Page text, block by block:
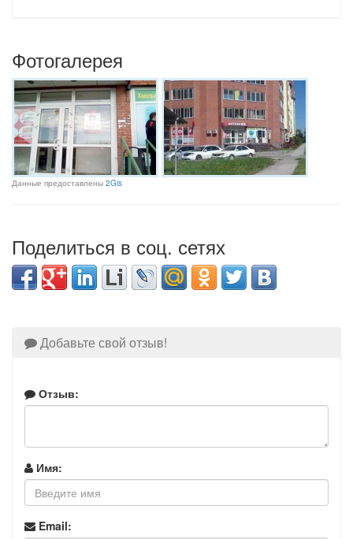
Фотогалерея
Данные предоставлены 2Gis
Поделиться в соц. сетях
Добавьте свой отзыв!
Отзыв:
Имя:
Email: